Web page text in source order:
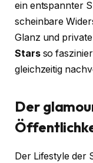
ein entspannter
scheinbare
Glanz und
Starsso
gleichzeitig
Der
Der Lifestyle der